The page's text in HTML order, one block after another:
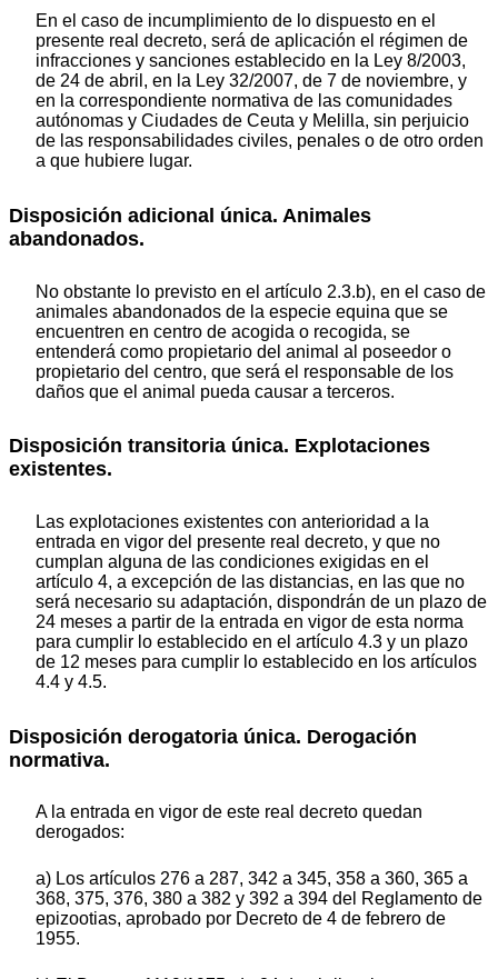
En el caso de incumplimiento de lo dispuesto en el
presente real decreto, será de aplicación el régimen de
infracciones y sanciones establecido en la Ley 8/2003,
de 24 de abril, en la Ley 32/2007, de 7 de noviembre, y
en la correspondiente normativa de las comunidades
autónomas y Ciudades de Ceuta y Melilla, sin perjuicio
de las responsabilidades civiles, penales o de otro orden
a que hubiere lugar.
Disposición adicional única. Animales
abandonados.
No obstante lo previsto en el artículo 2.3.b), en el caso de
animales abandonados de la especie equina que se
encuentren en centro de acogida o recogida, se
entenderá como propietario del animal al poseedor o
propietario del centro, que será el responsable de los
daños que el animal pueda causar a terceros.
Disposición transitoria única. Explotaciones
existentes.
Las explotaciones existentes con anterioridad a la
entrada en vigor del presente real decreto, y que no
cumplan alguna de las condiciones exigidas en el
artículo 4, a excepción de las distancias, en las que no
será necesario su adaptación, dispondrán de un plazo de
24 meses a partir de la entrada en vigor de esta norma
para cumplir lo establecido en el artículo 4.3 y un plazo
de 12 meses para cumplir lo establecido en los artículos
4.4 y 4.5.
Disposición derogatoria única. Derogación
normativa.
A la entrada en vigor de este real decreto quedan
derogados:
a) Los artículos 276 a 287, 342 a 345, 358 a 360, 365 a
368, 375, 376, 380 a 382 y 392 a 394 del Reglamento de
epizootias, aprobado por Decreto de 4 de febrero de
1955.